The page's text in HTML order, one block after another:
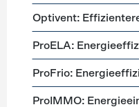
Optivent:
ProELA:
ProFrio:
ProIMMO: